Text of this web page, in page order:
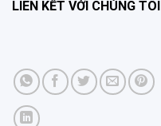
LIÊN KẾT VỚI CHÚNG TÔI